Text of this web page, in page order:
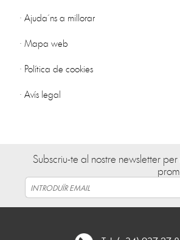
· Ajuda´ns a millorar
· Mapa web
· Política de cookies
· Avís legal
Subscriu-te al nostre newsletter